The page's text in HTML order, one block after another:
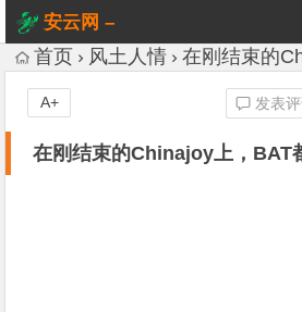
安云网 –
AnYun.ORG
首页 风土人情 在刚结束的
在刚结束的Chinajoy上，BAT
发表
A+